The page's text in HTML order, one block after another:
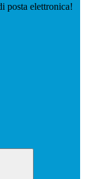
posta elettronica!